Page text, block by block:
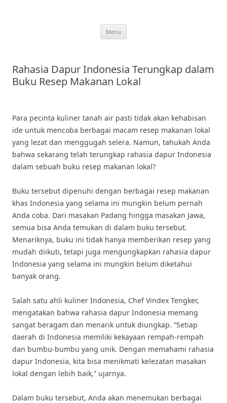
Menu
Rahasia Dapur Indonesia Terungkap dalam
Buku Resep Makanan Lokal
Para pecinta kuliner tanah air pasti tidak akan kehabisan
ide untuk mencoba berbagai macam resep makanan lokal
yang lezat dan menggugah selera. Namun, tahukah Anda
bahwa sekarang telah terungkap rahasia dapur Indonesia
dalam sebuah buku resep makanan lokal?
Buku tersebut dipenuhi dengan berbagai resep makanan
khas Indonesia yang selama ini mungkin belum pernah
Anda coba. Dari masakan Padang hingga masakan Jawa,
semua bisa Anda temukan di dalam buku tersebut.
Menariknya, buku ini tidak hanya memberikan resep yang
mudah diikuti, tetapi juga mengungkapkan rahasia dapur
Indonesia yang selama ini mungkin belum diketahui
banyak orang.
Salah satu ahli kuliner Indonesia, Chef Vindex Tengker,
mengatakan bahwa rahasia dapur Indonesia memang
sangat beragam dan menarik untuk diungkap. “Setiap
daerah di Indonesia memiliki kekayaan rempah-rempah
dan bumbu-bumbu yang unik. Dengan memahami rahasia
dapur Indonesia, kita bisa menikmati kelezatan masakan
lokal dengan lebih baik,” ujarnya.
Dalam buku tersebut, Anda akan menemukan berbagai